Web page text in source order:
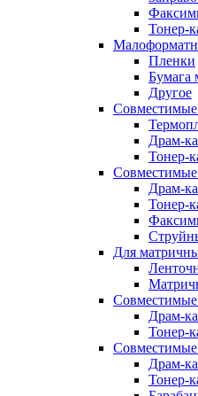
Тонер-
Пленки
Бумага
Другое
Совместимые
Драм-
Тонер-
Совместимые
Драм-
Тонер-
Для
Драм-
Тонер-
Совместимые
Драм-
Тонер-